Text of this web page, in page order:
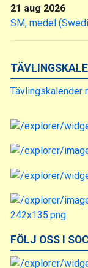
21 aug 2026
SM, medel
Tävlingskalender
FÖLJ OSS I